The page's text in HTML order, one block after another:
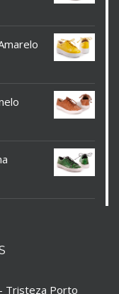
Tristeza Porto